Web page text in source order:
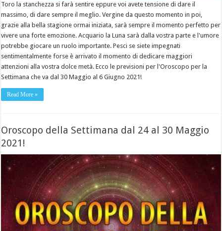
Toro la stanchezza si farà sentire eppure voi avete tensione di dare il
massimo, di dare sempre il meglio. Vergine da questo momento in poi,
grazie alla bella stagione ormai iniziata, sarà sempre il momento perfetto per
vivere una forte emozione. Acquario la Luna sarà dalla vostra parte e l'umore
potrebbe giocare un ruolo importante. Pesci se siete impegnati
sentimentalmente forse è arrivato il momento di dedicare maggiori
attenzioni alla vostra dolce metà. Ecco le previsioni per l'Oroscopo per la
Settimana che va dal 30 Maggio al 6 Giugno 2021!
Read More »
Oroscopo della Settimana dal 24 al 30 Maggio
2021!